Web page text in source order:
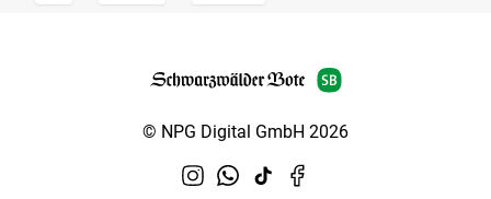
© NPG Digital GmbH 2026